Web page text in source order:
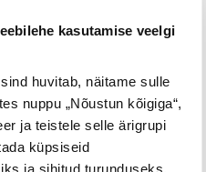
kasutamise veelgi
huvitab, näitame sulle
nuppu „Nõustun kõigiga“,
ja teistele selle ärigrupi
küpsiseid
ja sihitud turunduseks.
vestluses või vastuses,
Enne, kui
vastuse saamist
ei osutunud ettevõtte
endal eelnevalt
vastus tema